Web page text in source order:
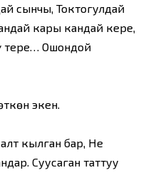
сынчы, Токтогулдай
кары кандай керең,
Ошондой
экен.
кылган бар, Не
Суусаган таттуу